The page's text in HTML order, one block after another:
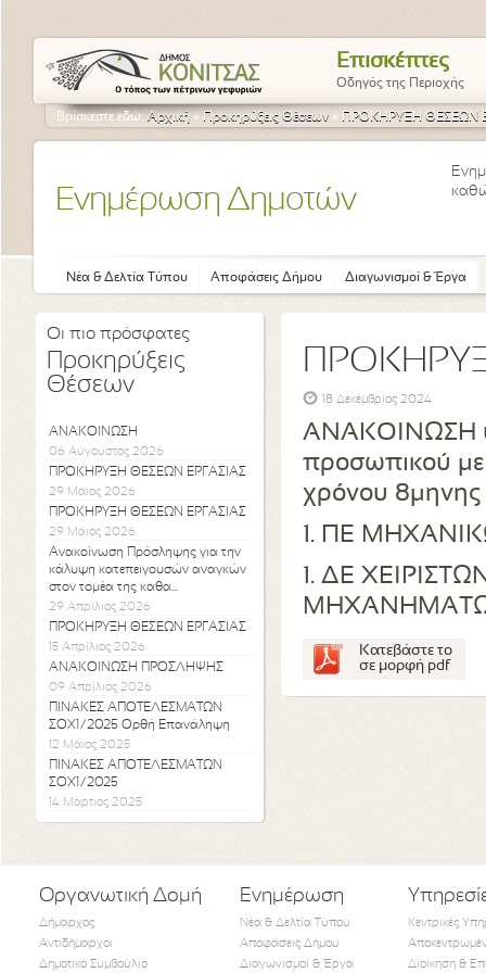
Επισκέπτες
Οδηγός της Περιοχής
Βρίσκεστε εδώ:Αρχική » Προκηρύξεις Θέσεων » ΠΡΟΚΗΡΥΞΗ ΘΕΣΕΩΝ
Ενημέρωση Δημοτών
Νέα & Δελτία Τύπου Αποφάσεις Δήμου Διαγωνισμοί & Έργα
Οι πιο πρόσφατες
Προκηρύξεις
Θέσεων
ΑΝΑΚΟΙΝΩΣΗ
06 Αύγουστος 2026
ΠΡΟΚΗΡΥΞΗ ΘΕΣΕΩΝ ΕΡΓΑΣΙΑΣ
29 Μάιος 2026
ΠΡΟΚΗΡΥΞΗ ΘΕΣΕΩΝ ΕΡΓΑΣΙΑΣ
29 Μάιος 2026
Ανακοίνωση Πρόσληψης για την
κάλυψη κατεπειγουσών αναγκών
στον τομέα της καθα...
29 Απρίλιος 2026
ΠΡΟΚΗΡΥΞΗ ΘΕΣΕΩΝ ΕΡΓΑΣΙΑΣ
15 Απρίλιος 2026
ΑΝΑΚΟΙΝΩΣΗ ΠΡΟΣΛΗΨΗΣ
09 Απρίλιος 2026
ΠΙΝΑΚΕΣ ΑΠΟΤΕΛΕΣΜΑΤΩΝ
ΣΟΧ1/2025 Ορθή Επανάληψη
12 Μάιος 2025
ΠΙΝΑΚΕΣ ΑΠΟΤΕΛΕΣΜΑΤΩΝ
ΣΟΧ1/2025
14 Μάρτιος 2025
18 Δεκέμβριος 2024
ΑΝΑΚΟΙΝΩΣΗ
προσωπικού
χρόνου 8μηνης
1. ΠΕ
1. ΔΕ
Κατεβάστε το
σε μορφή pdf
Οργανωτική Δομή
Δήμαρχος
Αντιδήμαρχοι
Δημοτικό Συμβούλιο
Ενημέρωση
Νέα & Δελτία Τύπου
Αποφάσεις Δήμου
Διαγωνισμοί & Έργα
Κεντρικές
Διοίκηση &